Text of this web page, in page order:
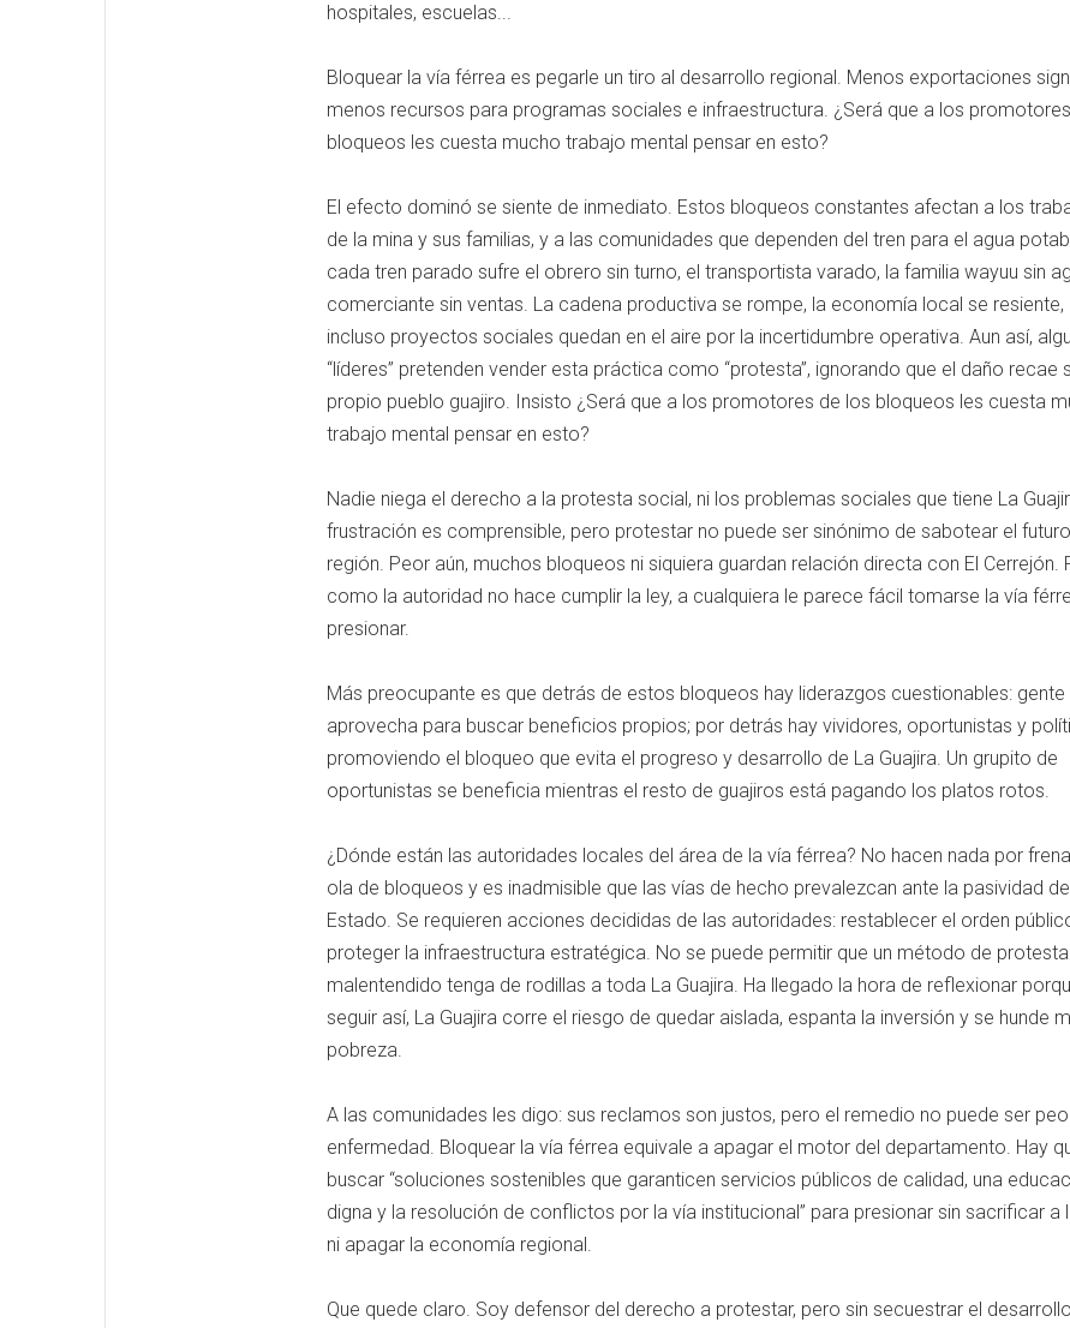
hospitales, escuelas...
Bloquear la vía férrea es pegarle un tiro al desarrollo regional. Menos exportaciones
menos recursos para programas sociales e infraestructura. ¿Será que a los
bloqueos les cuesta mucho trabajo mental pensar en esto?
El efecto dominó se siente de inmediato. Estos bloqueos constantes afectan a los
de la mina y sus familias, y a las comunidades que dependen del tren para el agua
cada tren parado sufre el obrero sin turno, el transportista varado, la familia wayuu sin
comerciante sin ventas. La cadena productiva se rompe, la economía local se resiente,
incluso proyectos sociales quedan en el aire por la incertidumbre operativa. Aun así,
“líderes” pretenden vender esta práctica como “protesta”, ignorando que el daño recae
propio pueblo guajiro. Insisto ¿Será que a los promotores de los bloqueos les cuesta
trabajo mental pensar en esto?
Nadie niega el derecho a la protesta social, ni los problemas sociales que tiene La
frustración es comprensible, pero protestar no puede ser sinónimo de sabotear el
región. Peor aún, muchos bloqueos ni siquiera guardan relación directa con El Cerrejón.
como la autoridad no hace cumplir la ley, a cualquiera le parece fácil tomarse la vía
presionar.
Más preocupante es que detrás de estos bloqueos hay liderazgos cuestionables: gente
aprovecha para buscar beneficios propios; por detrás hay vividores, oportunistas y
promoviendo el bloqueo que evita el progreso y desarrollo de La Guajira. Un grupito de
oportunistas se beneficia mientras el resto de guajiros está pagando los platos rotos.
¿Dónde están las autoridades locales del área de la vía férrea? No hacen nada por
ola de bloqueos y es inadmisible que las vías de hecho prevalezcan ante la pasividad
Estado. Se requieren acciones decididas de las autoridades: restablecer el orden
proteger la infraestructura estratégica. No se puede permitir que un método de protesta
malentendido tenga de rodillas a toda La Guajira. Ha llegado la hora de reflexionar
seguir así, La Guajira corre el riesgo de quedar aislada, espanta la inversión y se hunde
pobreza.
A las comunidades les digo: sus reclamos son justos, pero el remedio no puede ser
enfermedad. Bloquear la vía férrea equivale a apagar el motor del departamento. Hay
buscar “soluciones sostenibles que garanticen servicios públicos de calidad, una
digna y la resolución de conflictos por la vía institucional” para presionar sin sacrificar a
ni apagar la economía regional.
Que quede claro. Soy defensor del derecho a protestar, pero sin secuestrar el